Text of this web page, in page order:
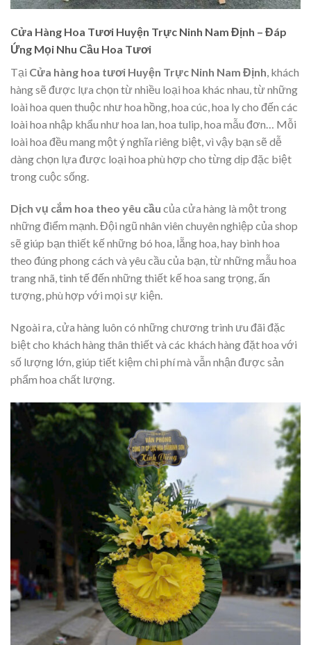
Cửa Hàng Hoa Tươi Huyện Trực Ninh Nam Định – Đáp
Ứng Mọi Nhu Cầu Hoa Tươi
Tại Cửa hàng hoa tươi Huyện Trực Ninh Nam Định, khách
hàng sẽ được lựa chọn từ nhiều loại hoa khác nhau, từ những
loài hoa quen thuộc như hoa hồng, hoa cúc, hoa ly cho đến các
loài hoa nhập khẩu như hoa lan, hoa tulip, hoa mẫu đơn… Mỗi
loài hoa đều mang một ý nghĩa riêng biệt, vì vậy bạn sẽ dễ
dàng chọn lựa được loại hoa phù hợp cho từng dịp đặc biệt
trong cuộc sống.
Dịch vụ cắm hoa theo yêu cầu của cửa hàng là một trong
những điểm mạnh. Đội ngũ nhân viên chuyên nghiệp của shop
sẽ giúp bạn thiết kế những bó hoa, lẵng hoa, hay bình hoa
theo đúng phong cách và yêu cầu của bạn, từ những mẫu hoa
trang nhã, tinh tế đến những thiết kế hoa sang trọng, ấn
tượng, phù hợp với mọi sự kiện.
Ngoài ra, cửa hàng luôn có những chương trình ưu đãi đặc
biệt cho khách hàng thân thiết và các khách hàng đặt hoa với
số lượng lớn, giúp tiết kiệm chi phí mà vẫn nhận được sản
phẩm hoa chất lượng.